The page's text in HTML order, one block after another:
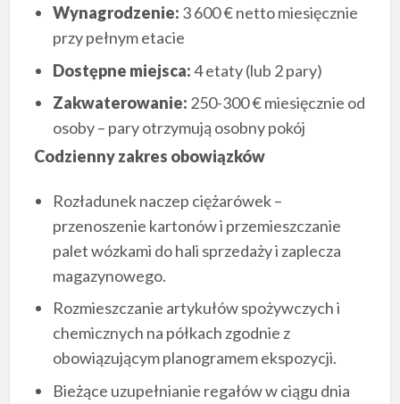
Wynagrodzenie: 3 600 € netto miesięcznie
przy pełnym etacie
Dostępne miejsca:4 etaty (lub 2 pary)
Zakwaterowanie: 250-300 € miesięcznie od
osoby – pary otrzymują osobny pokój
Codzienny zakres obowiązków
Rozładunek naczep ciężarówek –
przenoszenie kartonów i przemieszczanie
palet wózkami do hali sprzedaży i zaplecza
magazynowego.
Rozmieszczanie artykułów spożywczych i
chemicznych na półkach zgodnie z
obowiązującym planogramem ekspozycji.
Bieżące uzupełnianie regałów w ciągu dnia